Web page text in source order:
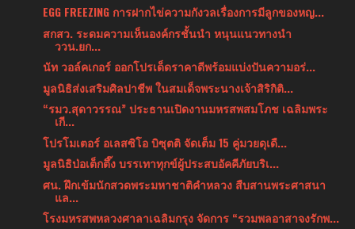
EGG FREEZING การฝากไข่ความกังวลเรื่องการมีลูกของหญ...
สกสว. ระดมความเห็นองค์กรชั้นนำ หนุนแนวทางนำ
ววน.ยก...
นัท วอล์คเกอร์ ออกโปรเด็ดราคาดีพร้อมแบ่งปันความอร่...
มูลนิธิส่งเสริมศิลปาชีพ ในสมเด็จพระนางเจ้าสิริกิติ...
“รมว.สุดาวรรณ” ประธานเปิดงานมหรสพสมโภช เฉลิมพระ
เกี...
โปรโมเตอร์ อเลสซิโอ บิซุตติ จัดเต็ม 15 คู่มวยดุเดื...
มูลนิธิป่อเต็กตึ๊ง บรรเทาทุกข์ผู้ประสบอัคคีภัยบริเ...
ศน. ฝึกเข้มนักสวดพระมหาชาติคำหลวง สืบสานพระศาสนา
แล...
โรงมหรสพหลวงศาลาเฉลิมกรุง จัดการ “รวมพลอาสาจงรักพ...